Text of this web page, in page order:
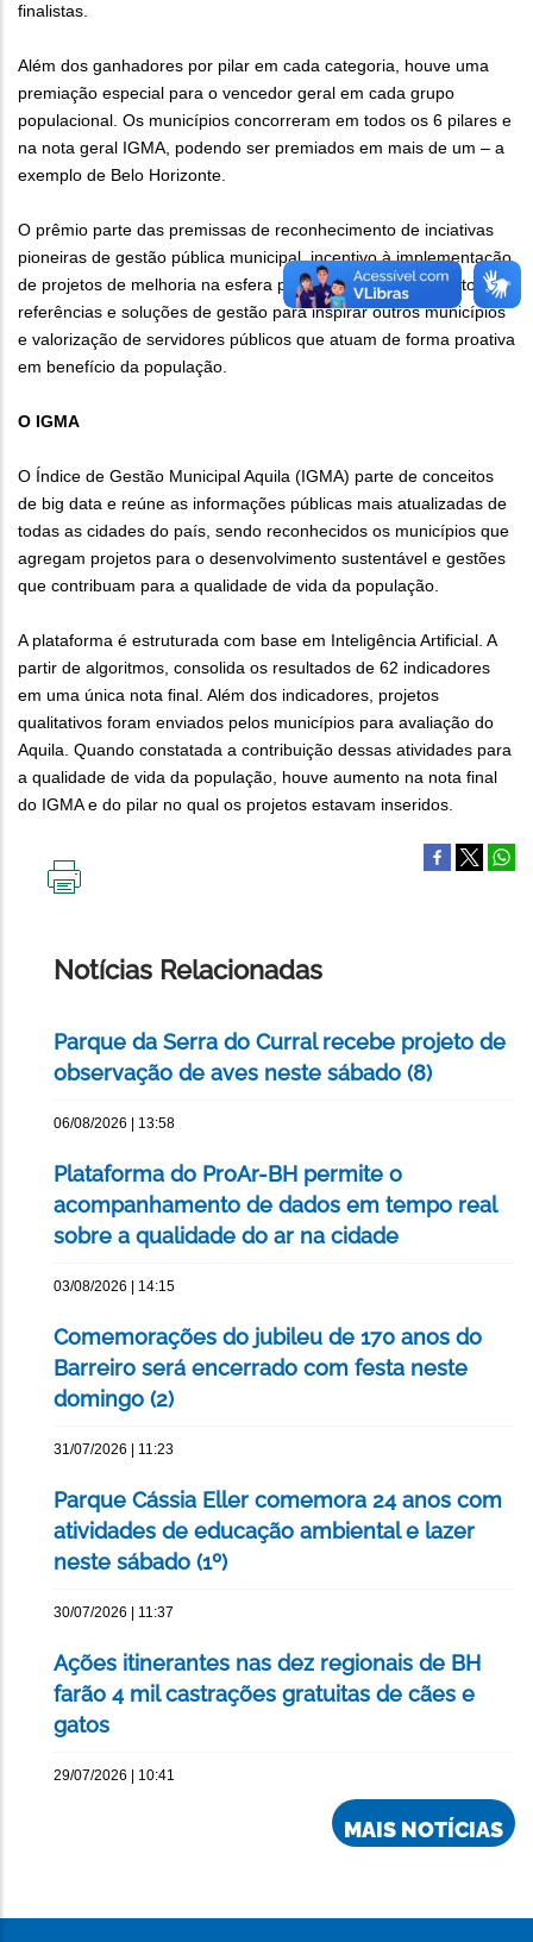
finalistas.
Além dos ganhadores por pilar em cada categoria, houve uma
premiação especial para o vencedor geral em cada grupo
populacional. Os municípios concorreram em todos os 6 pilares e
na nota geral IGMA, podendo ser premiados em mais de um – a
exemplo de Belo Horizonte.
O prêmio parte das premissas de reconhecimento de inciativas
pioneiras de gestão pública municipal, incentivo à implementação
de projetos de melhoria na esfera pública; compartilhamento de
referências e soluções de gestão para inspirar outros municípios
e valorização de servidores públicos que atuam de forma proativa
em benefício da população.
O IGMA
O Índice de Gestão Municipal Aquila (IGMA) parte de conceitos
de big data e reúne as informações públicas mais atualizadas de
todas as cidades do país, sendo reconhecidos os municípios que
agregam projetos para o desenvolvimento sustentável e gestões
que contribuam para a qualidade de vida da população.
A plataforma é estruturada com base em Inteligência Artificial. A
partir de algoritmos, consolida os resultados de 62 indicadores
em uma única nota final. Além dos indicadores, projetos
qualitativos foram enviados pelos municípios para avaliação do
Aquila. Quando constatada a contribuição dessas atividades para
a qualidade de vida da população, houve aumento na nota final
do IGMA e do pilar no qual os projetos estavam inseridos.
Notícias Relacionadas
Parque da Serra do Curral recebe projeto de
observação de aves neste sábado (8)
06/08/2026 | 13:58
Plataforma do ProAr-BH permite o
acompanhamento de dados em tempo real
sobre a qualidade do ar na cidade
03/08/2026 | 14:15
Comemorações do jubileu de 170 anos do
Barreiro será encerrado com festa neste
domingo (2)
31/07/2026 | 11:23
Parque Cássia Eller comemora 24 anos com
atividades de educação ambiental e lazer
neste sábado (1º)
30/07/2026 | 11:37
Ações itinerantes nas dez regionais de BH
farão 4 mil castrações gratuitas de cães e
gatos
29/07/2026 | 10:41
MAIS NOTÍCIAS